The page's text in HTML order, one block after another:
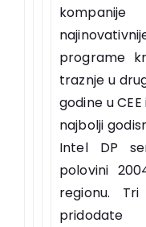
programe
traznje u
godine u
najbolji
Intel DP
polovini
regionu.
pridodate